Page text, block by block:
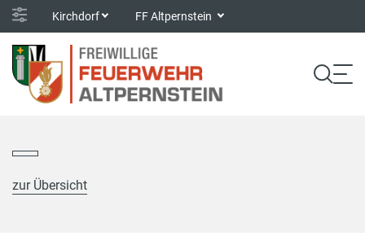
Kirchdorf FF Altpernstein
zur Übersicht